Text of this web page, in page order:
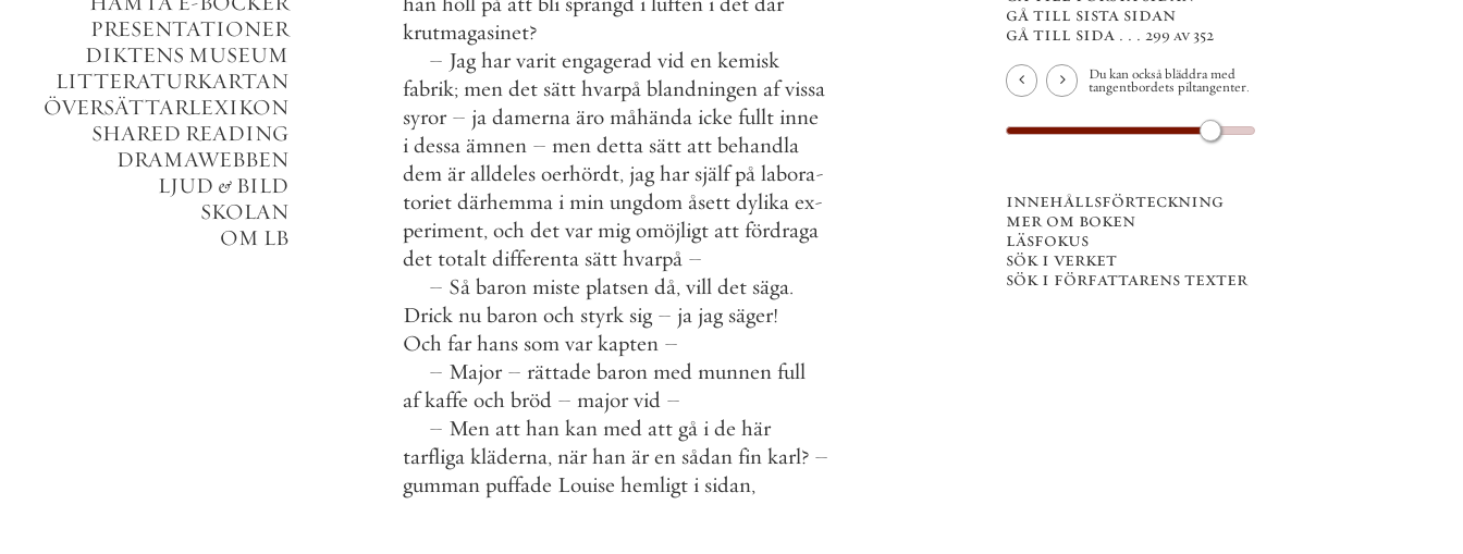
PRESENTATIONER
DIKTENS MUSEUM
LITTERATURKARTAN
ÖVERSÄTTARLEXIKON
SHARED READING
DRAMAWEBBEN
LJUD & BILD
SKOLAN
OM LB
krutmagasinet?
– Jag har varit engagerad vid en kemisk
fabrik; men det sätt hvarpå blandningen af vissa
syror – ja damerna äro måhända icke fullt inne
i dessa ämnen – men detta sätt att behandla
dem är alldeles oerhördt, jag har själf på labora-
toriet därhemma i min ungdom åsett dylika ex-
periment, och det var mig omöjligt att fördraga
det totalt differenta sätt hvarpå –
– Så baron miste platsen då, vill det säga.
Drick nu baron och styrk sig – ja jag säger!
Och far hans som var kapten –
– Major – rättade baron med munnen full
af kaffe och bröd – major vid –
– Men att han kan med att gå i de här
tarfliga kläderna, när han är en sådan fin karl? –
gumman puffade Louise hemligt i sidan,
gå till sista sidan
gå till sida . . . 299 av 352
Du kan också bläddra med
tangentbordets piltangenter.
innehållsförteckning
mer om boken
läsfokus
sök i verket
sök i författarens texter